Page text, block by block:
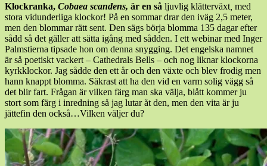
201525
februari,
2015
Klockranka, Cobaea scandens, är en så ljuvlig klätterväxt med
stora vidunderliga klockor! På en sommar drar den iväg 2,5 meter,
men den blommar rätt sent. Den sägs börja blomma 135 dagar efter
sådd så det gäller att sätta igång med sådden. I ett webinar med Inger
Palmstierna tipsade hon om denna snygging. Det engelska namnet
är så poetiskt vackert – Cathedrals Bells – och nog liknar klockorna
kyrkklockor. Jag sådde den ett år och den växte och blev frodig men
hann knappt blomma. Säkrast att ha den vid en varm solig vägg så
det blir fart. Frågan är vilken färg man ska välja, blått kommer ju
stort som färg i inredning så jag lutar åt den, men den vita är ju
jättefin den också…Vilken väljer du?